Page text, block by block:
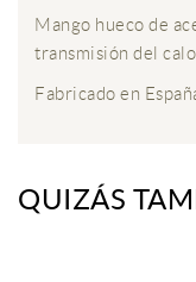
Mango hueco de
transmisión del
Fabricado en
QUIZÁS